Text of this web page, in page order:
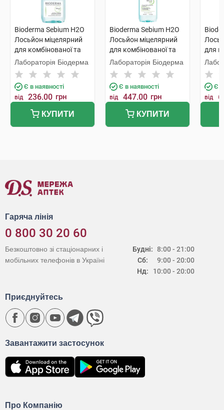
Bioderma Sebium H2O
Лосьйон міцелярний
для комбінованої та
жирної шкіри 100 мл 1
флакон
Лабораторія Біодерма
Є в наявності
від 236.00 грн
КУПИТИ
Bioderma Sebium H2O
Лосьйон міцелярний
для комбінованої та
жирної шкіри 250 мл 1
флакон
Лабораторія Біодерма
Є в наявності
від 447.00 грн
КУПИТИ
для
Є в
від
Гаряча лінія
0 800 30 20 60
Будні:
Сб:
Нд:
8:00 - 21:00
9:00 - 20:00
10:00 - 20:00
Безкоштовно зі стаціонарних і
мобільних телефонів в Україні
Про Компанію
Завантажити застосунок
Приєднуйтесь